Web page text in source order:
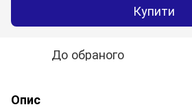
Купити
До обраного
Опис